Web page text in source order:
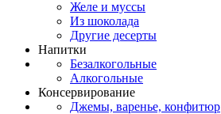
Желе и муссы
Из шоколада
Другие десерты
Напитки
Безалкогольные
Алкогольные
Консервирование
Джемы, варенье, конфитюр